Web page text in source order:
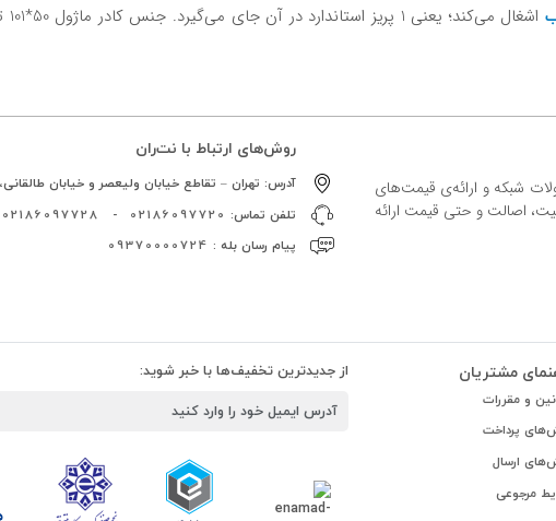
شبکه و ارائه‌ی قیمت‌های
اصالت و حتی قیمت ارائه
روش‌های ارتباط با نت‌ران
آدرس: تهران – تقاطع خیابان ولیعصر و خیابان طالقانی،
تلفن تماس: 02186097720
-
02186097728
پیام رسان بله : 09370000724
مشتریان
و مقررات
پرداخت
ارسال
مرجوعی
از جدیدترین تخفیف‌ها با خبر شوید: